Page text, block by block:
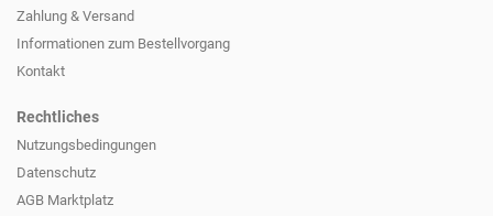
Zahlung & Versand
Informationen zum Bestellvorgang
Kontakt
Rechtliches
Nutzungsbedingungen
Datenschutz
AGB Marktplatz